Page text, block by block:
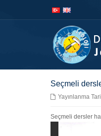
Seçmeli
Yayınlanma
Seçmeli dersler